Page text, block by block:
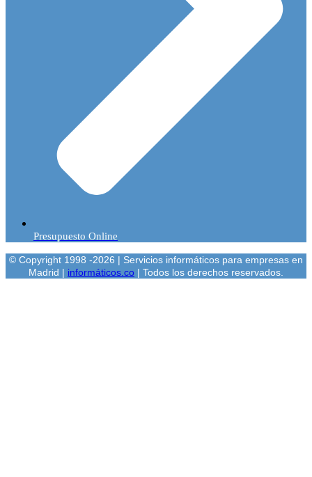
Presupuesto Online
© Copyright 1998 -2026 | Servicios informáticos para empresas en
Madrid | informáticos.co | Todos los derechos reservados.